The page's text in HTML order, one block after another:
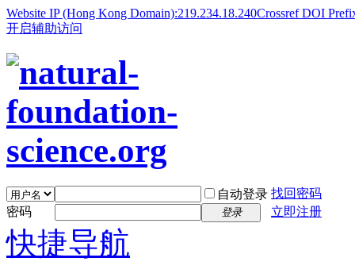
Website IP (Hong Kong Domain):219.234.18.240Crossref DOI
开启辅助访问
自动登录 找回密码
密码
登录 立即注册
快捷导航